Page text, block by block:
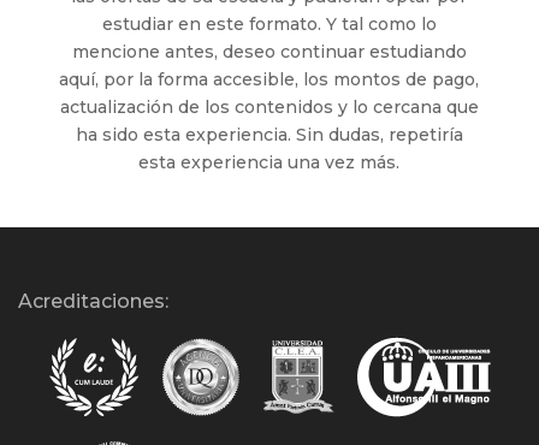
estudiar en este formato. Y tal como lo
mencione antes, deseo continuar estudiando
aquí, por la forma accesible, los montos de pago,
actualización de los contenidos y lo cercana que
ha sido esta experiencia. Sin dudas, repetiría
esta experiencia una vez más.
Acreditaciones: